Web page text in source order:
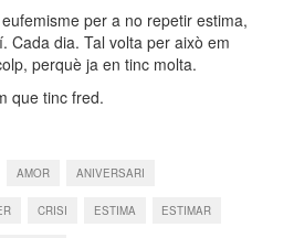
per a no repetir estima,
Cada dia. Tal volta per això em
perquè ja en tinc molta.
que tinc fred.
AMOR ANIVERSARI
CRISI ESTIMA ESTIMAR